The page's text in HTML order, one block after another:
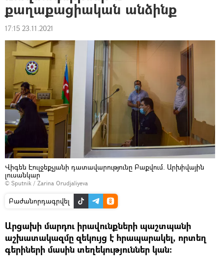
քաղաքացիական անձինք
17:15 23.11.2021
Վիգեն Էուլջեքչյանի դատավարությունը Բաքվում. Արխիվային
լուսանկար
© Sputnik / Zarina Orudjaliyeva
Բաժանորդագրվել
Արցախի մարդու իրավունքների պաշտպանի
աշխատակազմը զեկույց է հրապարակել, որտեղ
գերիների մասին տեղեկություններ կան։